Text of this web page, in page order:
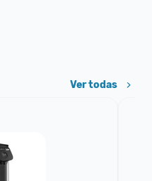
Ver todas